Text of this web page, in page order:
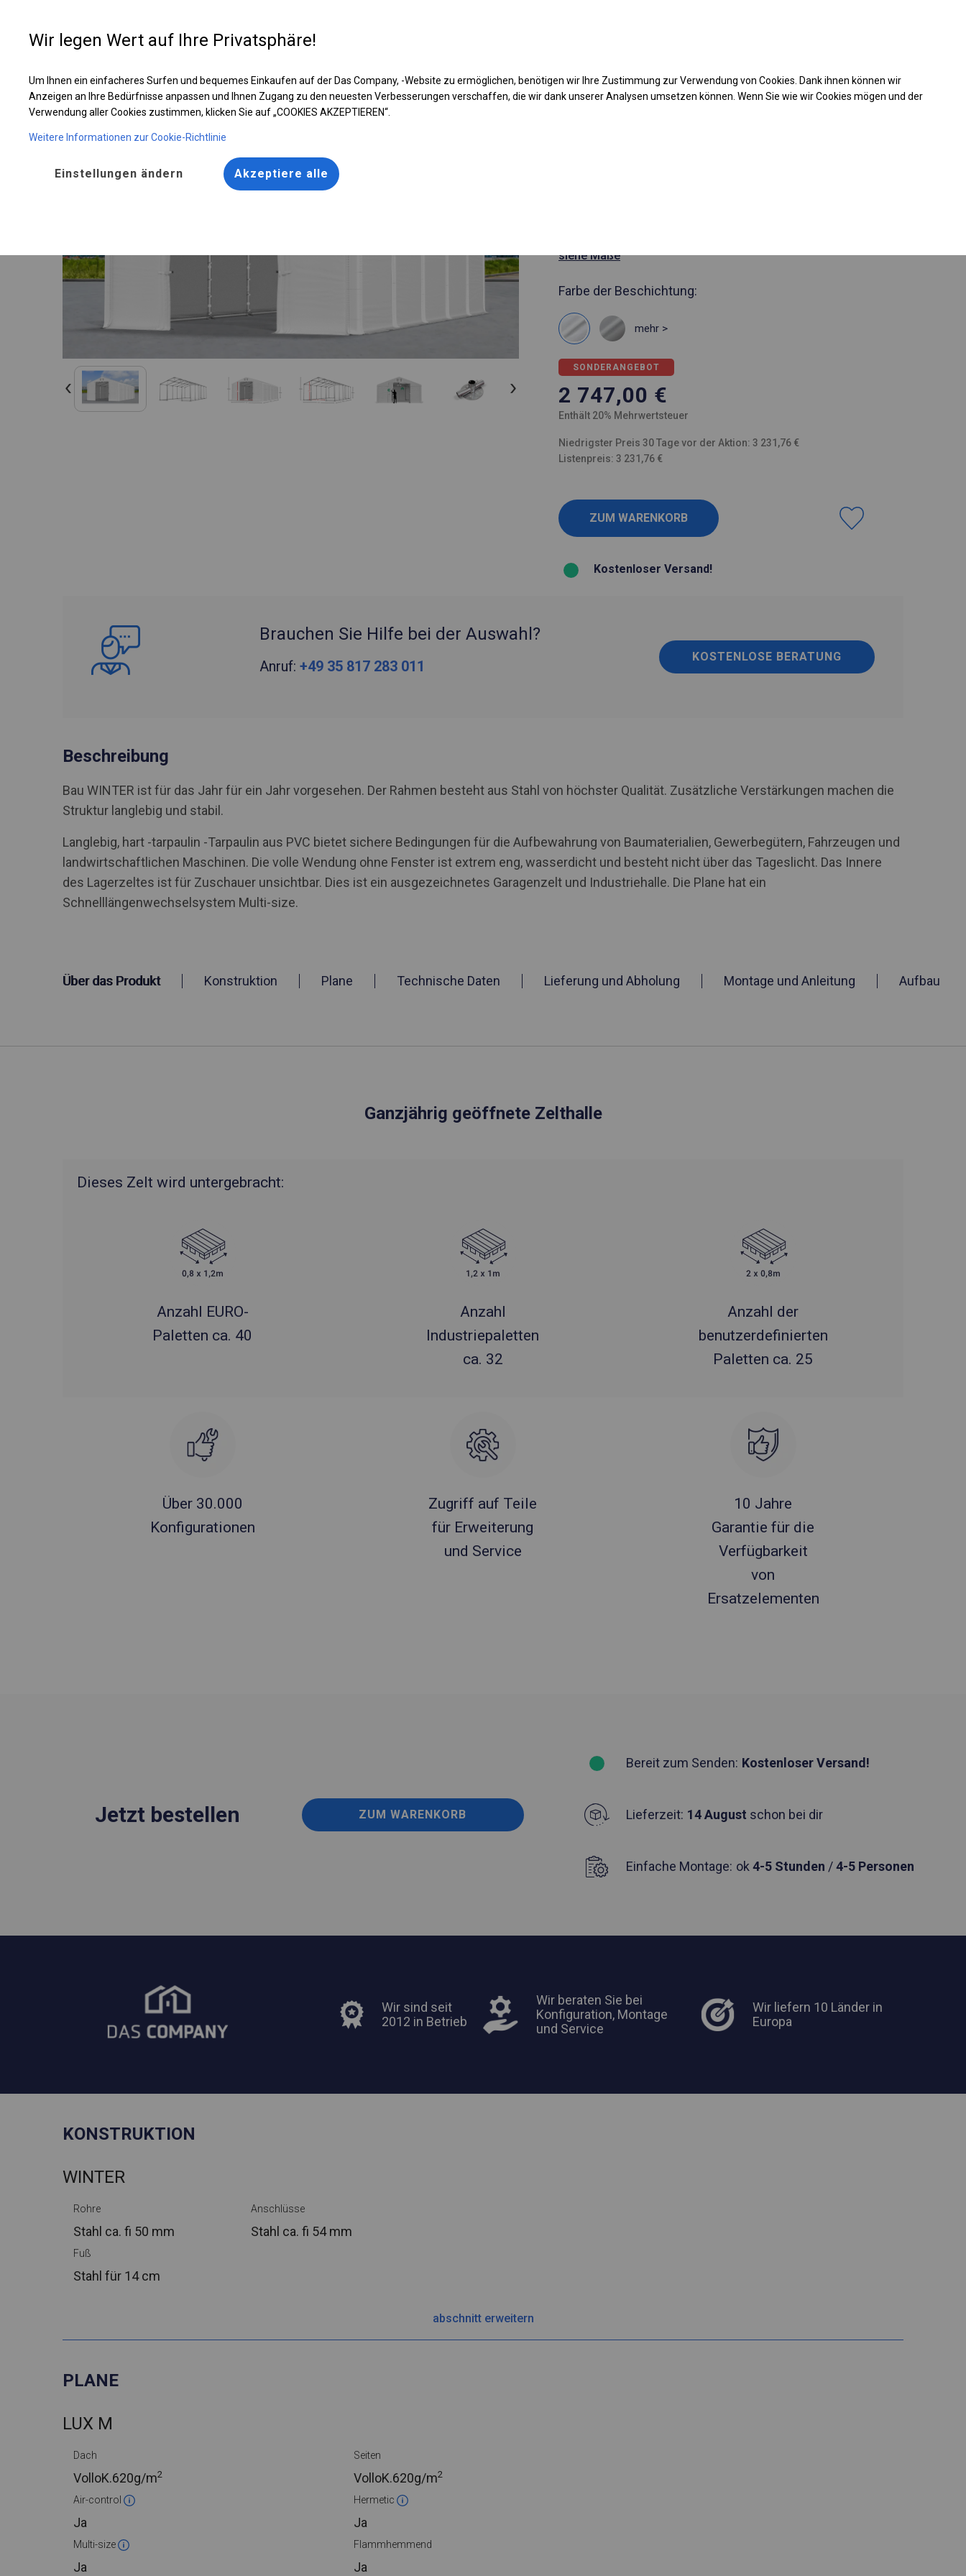
Entwerfen Sie Ihr Zelt
Ganzjährig geöffnete Zelthalle | 4x10 m Laden Sie das PDF -Angebot herunter
siehe Maße
Farbe der Beschichtung:
mehr >
SONDERANGEBOT
2 747,00 €
Enthält 20% Mehrwertsteuer
Niedrigster Preis 30 Tage vor der Aktion: 3 231,76 €
Listenpreis: 3 231,76 €
Kostenloser Versand!
Brauchen Sie Hilfe bei der Auswahl?
Anruf: +49 35 817 283 011
KOSTENLOSE BERATUNG
Beschreibung
Bau WINTER ist für das Jahr für ein Jahr vorgesehen. Der Rahmen besteht aus Stahl von höchster Qualität. Zusätzliche Verstärkungen machen die
Struktur langlebig und stabil.
Langlebig, hart -tarpaulin -Tarpaulin aus PVC bietet sichere Bedingungen für die Aufbewahrung von Baumaterialien, Gewerbegütern, Fahrzeugen und
landwirtschaftlichen Maschinen. Die volle Wendung ohne Fenster ist extrem eng, wasserdicht und besteht nicht über das Tageslicht. Das Innere
des Lagerzeltes ist für Zuschauer unsichtbar. Dies ist ein ausgezeichnetes Garagenzelt und Industriehalle. Die Plane hat ein
Schnelllängenwechselsystem Multi-size.
Über das Produkt Konstruktion Plane Technische Daten Lieferung und Abholung Montage und Anleitung Aufbau
Ganzjährig geöffnete Zelthalle
Dieses Zelt wird untergebracht:
Anzahl EURO-
Paletten ca. 40
Anzahl
Industriepaletten
ca. 32
Anzahl der
benutzerdefinierten
Paletten ca. 25
Über 30.000
Konfigurationen
Zugriff auf Teile
für Erweiterung
und Service
10 Jahre
Garantie für die
Verfügbarkeit
von
Ersatzelementen
Jetzt bestellen ZUM WARENKORB
Bereit zum Senden: Kostenloser Versand!
Lieferzeit: 14 August schon bei dir
Einfache Montage: ok 4-5 Stunden /4-5 Personen
Wir sind seit
2012 in Betrieb
Wir beraten Sie bei
Konfiguration, Montage
und Service
Wir liefern 10 Länder in
Europa
KONSTRUKTION
WINTER
Rohre
Stahl ca. fi 50 mm
Anschlüsse
Stahl ca. fi 54 mm
Fuß
Stahl für 14 cm
abschnitt erweitern
PLANE
LUX M
Dach
VolloK.620g/m2
Seiten
VolloK.620g/m2
Air-control
Ja
Hermetic
Ja
Multi-size
Ja
Flammhemmend
Ja
Wir legen Wert auf Ihre Privatsphäre!
Um Ihnen ein einfacheres Surfen und bequemes Einkaufen auf der Das Company, -Website zu ermöglichen, benötigen wir Ihre Zustimmung zur Verwendung von Cookies. Dank ihnen können wir
Anzeigen an Ihre Bedürfnisse anpassen und Ihnen Zugang zu den neuesten Verbesserungen verschaffen, die wir dank unserer Analysen umsetzen können. Wenn Sie wie wir Cookies mögen und der
Verwendung aller Cookies zustimmen, klicken Sie auf „COOKIES AKZEPTIEREN“.
Weitere Informationen zur Cookie-Richtlinie
Einstellungen ändern Akzeptiere alle